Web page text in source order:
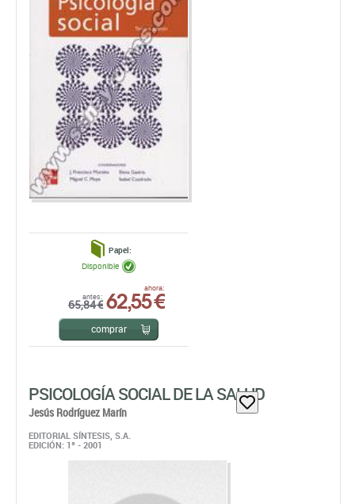
Papel:
antes:
65,84 €
ahora:
62,55 €
Disponible
comprar
PSICOLOGÍA SOCIAL DE LA SALUD
Jesús Rodríguez Marín
EDITORIAL SÍNTESIS, S.A.
EDICIÓN: 1ª - 2001